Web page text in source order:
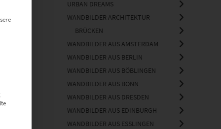
URBAN DREAMS
WANDBILDER ARCHITEKTUR
BRÜCKEN
WANDBILDER AUS AMSTERDAM
WANDBILDER AUS BERLIN
WANDBILDER AUS BÖBLINGEN
WANDBILDER AUS BONN
WANDBILDER AUS DRESDEN
WANDBILDER AUS EDINBURGH
WANDBILDER AUS ESSLINGEN